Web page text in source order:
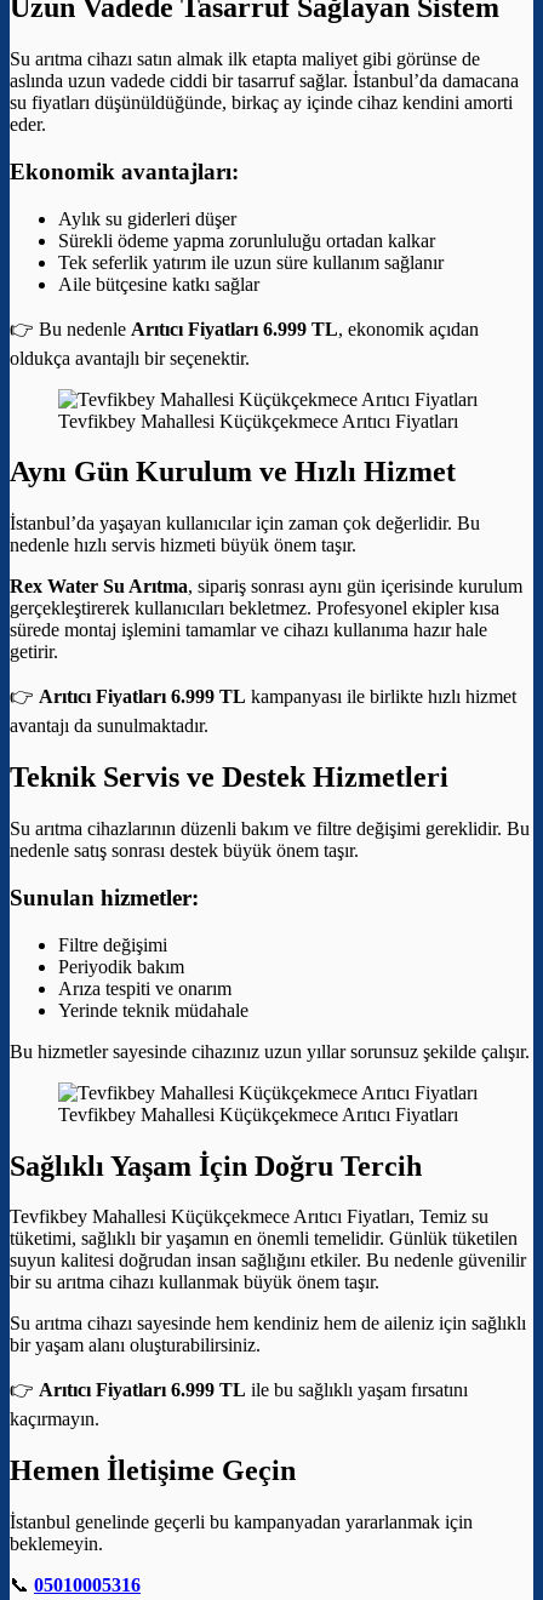
Uzun Vadede Tasarruf Sağlayan Sistem
Su arıtma cihazı satın almak ilk etapta maliyet gibi görünse de
aslında uzun vadede ciddi bir tasarruf sağlar. İstanbul’da damacana
su fiyatları düşünüldüğünde, birkaç ay içinde cihaz kendini amorti
eder.
Ekonomik avantajları:
Aylık su giderleri düşer
Sürekli ödeme yapma zorunluluğu ortadan kalkar
Tek seferlik yatırım ile uzun süre kullanım sağlanır
Aile bütçesine katkı sağlar
👉 Bu nedenle Arıtıcı Fiyatları 6.999 TL, ekonomik açıdan
oldukça avantajlı bir seçenektir.
Tevfikbey Mahallesi Küçükçekmece Arıtıcı Fiyatları
Aynı Gün Kurulum ve Hızlı Hizmet
İstanbul’da yaşayan kullanıcılar için zaman çok değerlidir. Bu
nedenle hızlı servis hizmeti büyük önem taşır.
Rex Water Su Arıtma, sipariş sonrası aynı gün içerisinde kurulum
gerçekleştirerek kullanıcıları bekletmez. Profesyonel ekipler kısa
sürede montaj işlemini tamamlar ve cihazı kullanıma hazır hale
getirir.
👉 Arıtıcı Fiyatları 6.999 TL kampanyası ile birlikte hızlı hizmet
avantajı da sunulmaktadır.
Teknik Servis ve Destek Hizmetleri
Su arıtma cihazlarının düzenli bakım ve filtre değişimi gereklidir. Bu
nedenle satış sonrası destek büyük önem taşır.
Sunulan hizmetler:
Filtre değişimi
Periyodik bakım
Arıza tespiti ve onarım
Yerinde teknik müdahale
Bu hizmetler sayesinde cihazınız uzun yıllar sorunsuz şekilde çalışır.
Tevfikbey Mahallesi Küçükçekmece Arıtıcı Fiyatları
Sağlıklı Yaşam İçin Doğru Tercih
Tevfikbey Mahallesi Küçükçekmece Arıtıcı Fiyatları, Temiz su
tüketimi, sağlıklı bir yaşamın en önemli temelidir. Günlük tüketilen
suyun kalitesi doğrudan insan sağlığını etkiler. Bu nedenle güvenilir
bir su arıtma cihazı kullanmak büyük önem taşır.
Su arıtma cihazı sayesinde hem kendiniz hem de aileniz için sağlıklı
bir yaşam alanı oluşturabilirsiniz.
👉 Arıtıcı Fiyatları 6.999 TL ile bu sağlıklı yaşam fırsatını
kaçırmayın.
Hemen İletişime Geçin
İstanbul genelinde geçerli bu kampanyadan yararlanmak için
beklemeyin.
📞 05010005316